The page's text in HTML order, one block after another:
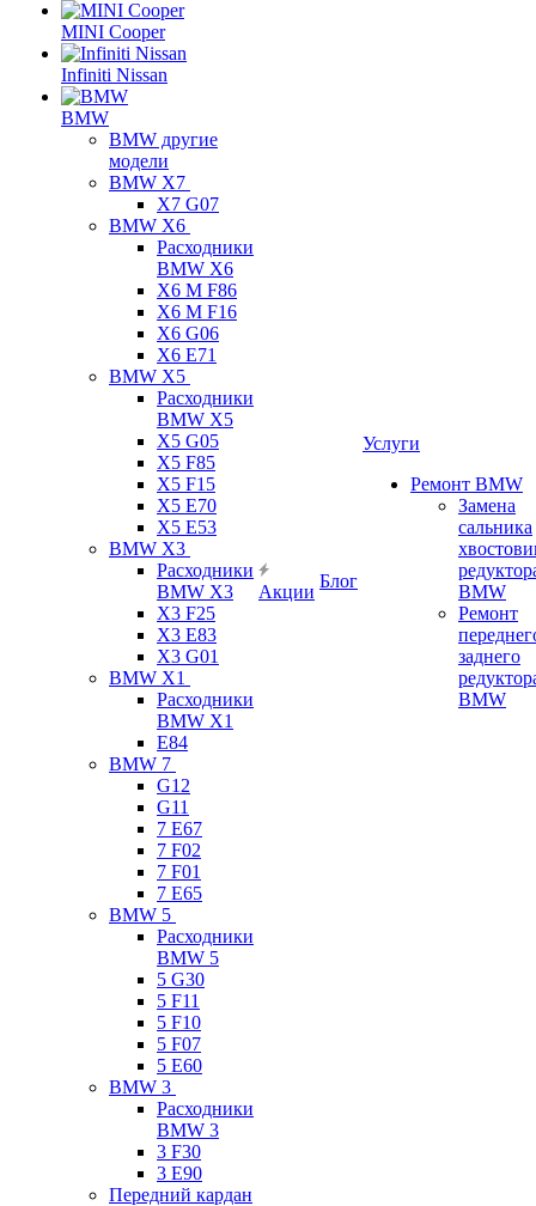
MINI Cooper
Infiniti Nissan
BMW
BMW другие
модели
BMW X7
X7 G07
BMW X6
Расходники
BMW X6
X6 M F86
X6 M F16
X6 G06
X6 E71
BMW X5
Расходники
BMW X5
X5 G05
X5 F85
X5 F15
X5 E70
X5 E53
BMW X3
Расходники
BMW X3
X3 F25
X3 E83
X3 G01
BMW X1
Расходники
BMW X1
E84
BMW 7
G12
G11
7 Е67
7 F02
7 F01
7 E65
BMW 5
Расходники
BMW 5
5 G30
5 F11
5 F10
5 F07
5 E60
BMW 3
Расходники
BMW 3
3 F30
3 E90
Передний кардан
Акции
Блог
Услуги
Ремонт BMW
Замена
сальника
BMW
Ремонт
заднего
BMW